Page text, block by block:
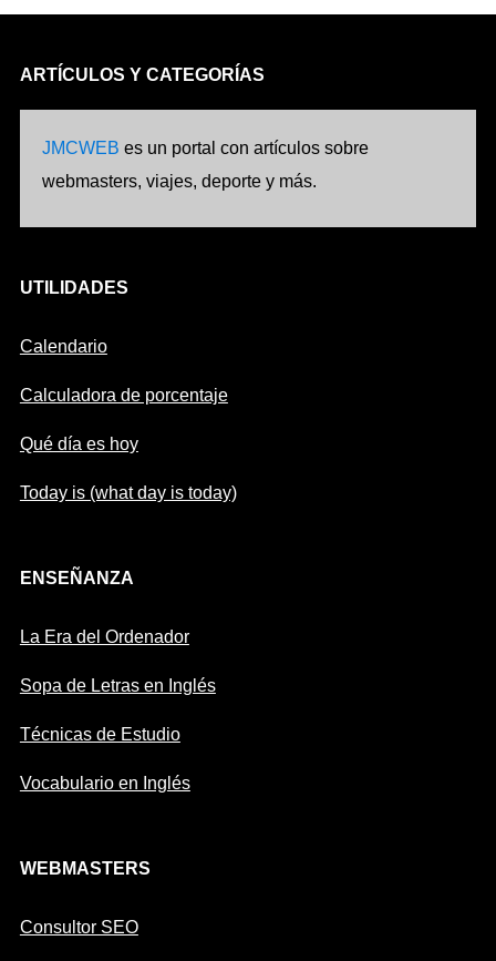
ARTÍCULOS Y CATEGORÍAS
JMCWEB es un portal con artículos sobre
webmasters, viajes, deporte y más.
UTILIDADES
Calendario
Calculadora de porcentaje
Qué día es hoy
Today is (what day is today)
ENSEÑANZA
La Era del Ordenador
Sopa de Letras en Inglés
Técnicas de Estudio
Vocabulario en Inglés
WEBMASTERS
Consultor SEO